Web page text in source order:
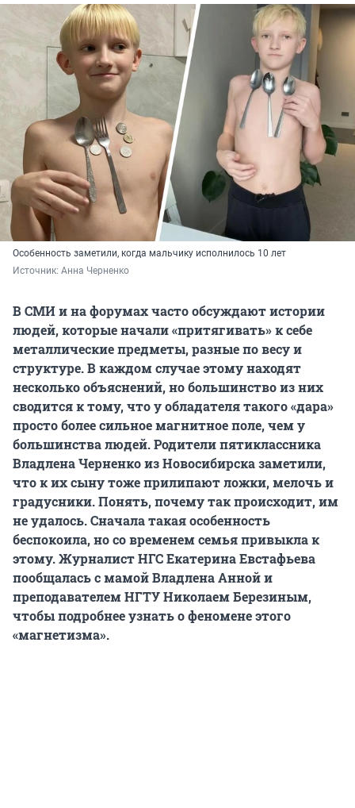
Особенность заметили, когда мальчику исполнилось 10 лет
Источник: Анна Черненко
В СМИ и на форумах часто обсуждают истории
людей, которые начали «притягивать» к себе
металлические предметы, разные по весу и
структуре. В каждом случае этому находят
несколько объяснений, но большинство из них
сводится к тому, что у обладателя такого «дара»
просто более сильное магнитное поле, чем у
большинства людей. Родители пятиклассника
Владлена Черненко из Новосибирска заметили,
что к их сыну тоже прилипают ложки, мелочь и
градусники. Понять, почему так происходит, им
не удалось. Сначала такая особенность
беспокоила, но со временем семья привыкла к
этому. Журналист НГС Екатерина Евстафьева
пообщалась с мамой Владлена Анной и
преподавателем НГТУ Николаем Березиным,
чтобы подробнее узнать о феномене этого
«магнетизма».